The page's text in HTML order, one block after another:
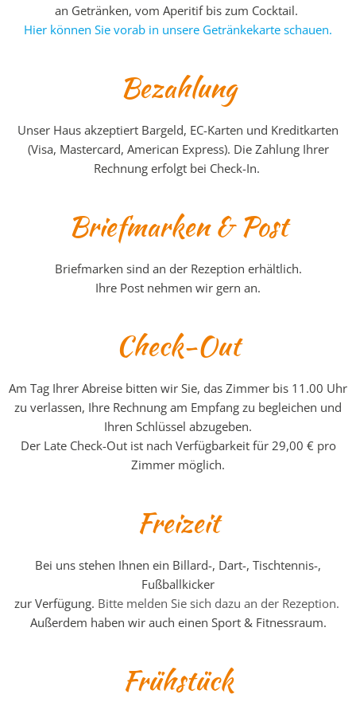
an Getränken, vom Aperitif bis zum Cocktail.
Hier können Sie vorab in unsere Getränkekarte schauen.
Bezahlung
Unser Haus akzeptiert Bargeld, EC-Karten und Kreditkarten
(Visa, Mastercard, American Express). Die Zahlung Ihrer
Rechnung erfolgt bei Check-In.
Briefmarken & Post
Briefmarken sind an der Rezeption erhältlich.
Ihre Post nehmen wir gern an.
Check-Out
Am Tag Ihrer Abreise bitten wir Sie, das Zimmer bis 11.00 Uhr
zu verlassen, Ihre Rechnung am Empfang zu begleichen und
Ihren Schlüssel abzugeben.
Der Late Check-Out ist nach Verfügbarkeit für 29,00 € pro
Zimmer möglich.
Freizeit
Bei uns stehen Ihnen ein Billard-, Dart-, Tischtennis-,
Fußballkicker
zur Verfügung. Bitte melden Sie sich dazu an der Rezeption.
Außerdem haben wir auch einen Sport & Fitnessraum.
Frühstück